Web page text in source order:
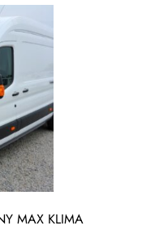
MAX KLIMA